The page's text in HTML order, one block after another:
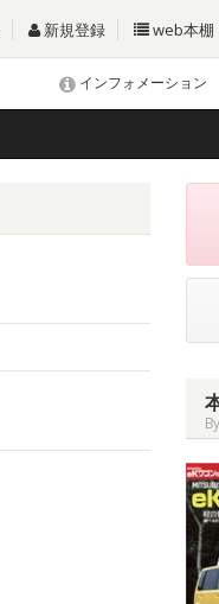
新規登録 web本棚
インフォメーション